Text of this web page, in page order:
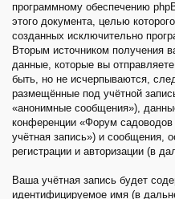
программному обеспечению
этого документа, целью
созданных исключительно
Вторым источником получения
данные, которые вы
быть, но не исчерпываются,
размещённые под учётной
«анонимные сообщения»),
конференции «Форум
учётная запись») и сообщения,
регистрации и авторизации (в
Ваша учётная запись будет
идентифицируемое имя (в